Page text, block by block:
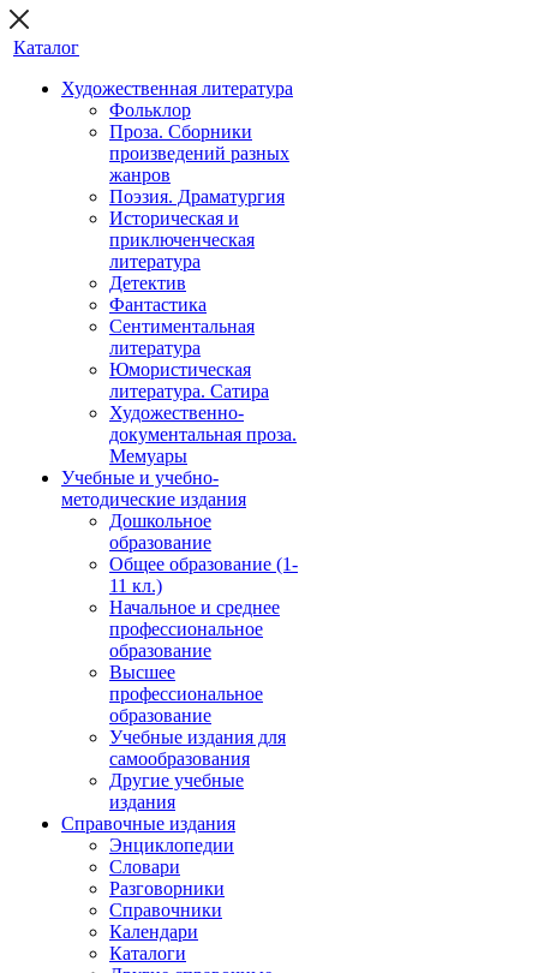
Каталог
Художественная литература
Фольклор
Проза. Сборники
произведений разных
жанров
Поэзия. Драматургия
Историческая и
приключенческая
литература
Детектив
Фантастика
Сентиментальная
литература
Юмористическая
литература. Сатира
Художественно-
документальная проза.
Мемуары
Учебные и учебно-
методические издания
Дошкольное
образование
Общее образование (1-
11 кл.)
Начальное и среднее
профессиональное
образование
Высшее
профессиональное
образование
Учебные издания для
самообразования
Другие учебные
издания
Справочные издания
Энциклопедии
Словари
Разговорники
Справочники
Календари
Каталоги